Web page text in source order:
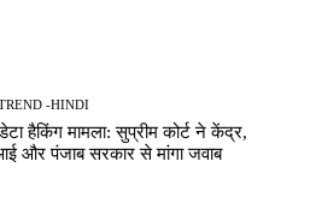
-HINDI
हैकिंग मामला: सुप्रीम कोर्ट ने केंद्र,
और पंजाब सरकार से मांगा जवाब